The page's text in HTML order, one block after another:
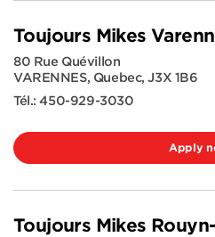
Toujours Mikes
80 Rue Quévillon
VARENNES, Quebec,J3X 1B6
Tél.:450-929-3030
Apply
Toujours Mikes